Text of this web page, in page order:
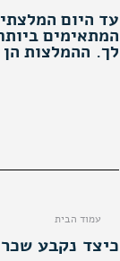
עד היום
המתאימים
לך. ההמלצות
עמוד הבית
כיצד נקבע